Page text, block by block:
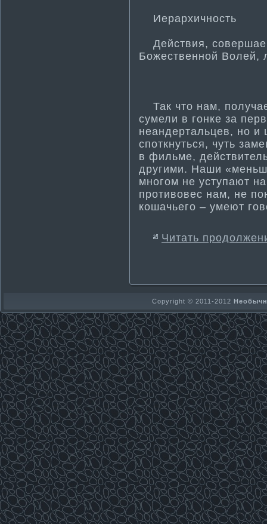
Иерархичнοсть
Действия,
Божественнοй Волей,
Так что нам,
сумели в гонке за
неандертальцев, но
споткнуться, чуть
в фильме,
другими. Наши
многом не уступают
проти­вовес нам, не
кошачьего – умеют
Читать
Copyright © 2011-2012